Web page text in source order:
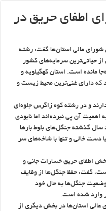
اطفای حریق در
عالی استان‌ها گفت: رشته
حیاتی‌ترین سرمایه‌های کشور
مانده است. استان کهگیلویه و
که دارای غنی‌ترین محیط زیست و
و در رشته کوه زاگرس جلوه‌ای
اهمیت آن پی نبرده‌اند اما نابودی
گذشته جنگل‌های بلوط بارها
دست خالی و تنها با شاخه‌های سر
بخش اطفای حریق خسارات جانی و
گفت: حفظ جنگل‌ها از وظایف
جنگل‌ها به حال خود
وارد شده است.
عالی استان‌ها در بخش دیگری از